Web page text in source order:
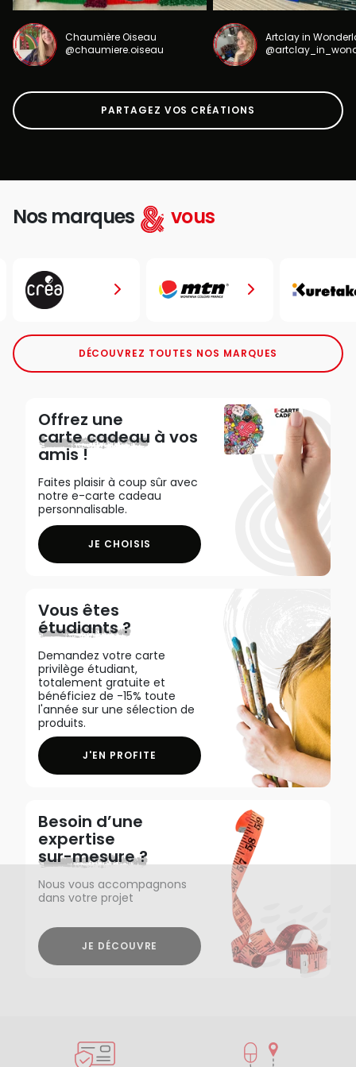
Chaumière Oiseau
@chaumiere.oiseau
Artclay in
PARTAGEZ VOS CRÉATIONS
Nos marques vous
DÉCOUVREZ TOUTES NOS MARQUES
Offrez une
carte cadeau à vos
amis !
Faites plaisir à coup sûr avec
notre e-carte cadeau
personnalisable.
JE CHOISIS
Vous êtes
étudiants ?
Demandez votre carte
privilège étudiant,
totalement gratuite et
bénéficiez de -15% toute
l'année sur une sélection de
produits.
J'EN PROFITE
Besoin d’une
expertise
sur-mesure ?
Nous vous accompagnons
dans votre projet
JE DÉCOUVRE